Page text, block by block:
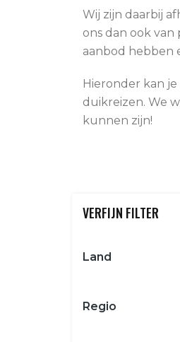
Wij zijn daarbij
ons dan ook
aanbod hebben
Hieronder kan
duikreizen. We
kunnen zijn!
VERFIJN FILTER
Land
Regio